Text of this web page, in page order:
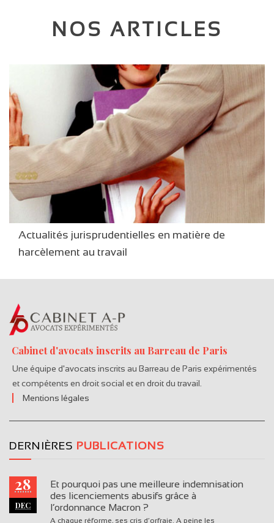
NOS ARTICLES
Actualités jurisprudentielles en matière de
harcèlement au travail
Cabinet d'avocats inscrits au Barreau de Paris
Une équipe d'avocats inscrits au Barreau de Paris expérimentés
et compétents en droit social et en droit du travail.
Mentions légales
DERNIÈRES PUBLICATIONS
28
DEC
Et pourquoi pas une meilleure indemnisation
des licenciements abusifs grâce à
l’ordonnance Macron ?
A chaque réforme, ses cris d’orfraie. A peine les